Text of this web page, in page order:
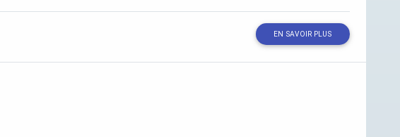
EN SAVOIR PLUS